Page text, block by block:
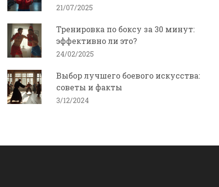
знать
21/07/2025
Тренировка по боксу за 30 минут:
эффективно ли это?
24/02/2025
Выбор лучшего боевого искусства:
советы и факты
3/12/2024